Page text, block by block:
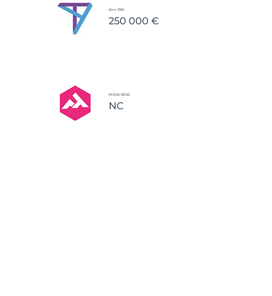
Kim TRN
250 000 €
MOJA RIDE
NC